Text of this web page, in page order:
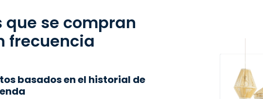
que se compran
frecuencia
basados en el historial de